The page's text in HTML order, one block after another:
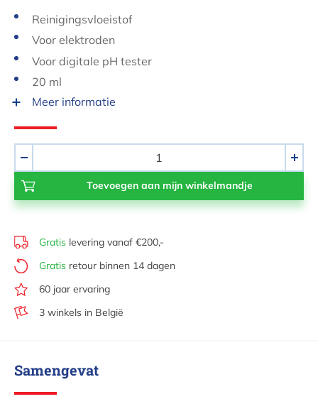
Reinigingsvloeistof
Voor elektroden
Voor digitale pH tester
20 ml
Meer informatie
+
Gratis levering vanaf €200,-
Gratis retour binnen 14 dagen
60 jaar ervaring
3 winkels in België
Samengevat